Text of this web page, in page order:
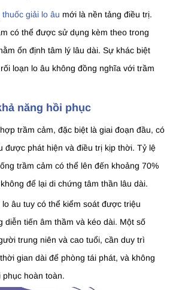
thuốc giải lo âu mới là nền tảng điều trị.
có thể được sử dụng kèm theo trong
ổn định tâm lý lâu dài. Sự khác biệt
loạn lo âu không đồng nghĩa với trầm
năng hồi phục
trầm cảm, đặc biệt là giai đoạn đầu, có
được phát hiện và điều trị kịp thời. Tỷ lệ
trầm cảm có thể lên đến khoảng 70%
để lại di chứng tâm thần lâu dài.
âu tuy có thể kiểm soát được triệu
diễn tiến âm thầm và kéo dài. Một số
trung niên và cao tuổi, cần duy trì
gian dài để phòng tái phát, và không
phục hoàn toàn.